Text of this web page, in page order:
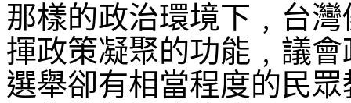
那樣的政治環境下﹐台
揮政策凝聚的功能﹐議
選舉卻有相當程度的民